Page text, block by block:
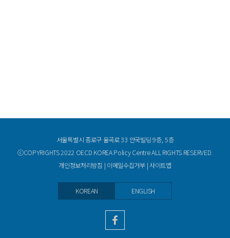
서울특별시 종로구 율곡로 33 안국빌딩 9층, 5층
ⓒCOPYRIGHTS 2022 OECD KOREA Policy Centre ALL RIGHTS RESERVED.
개인정보처리방침 | 이메일수집거부|사이트맵
KOREAN ENGLISH